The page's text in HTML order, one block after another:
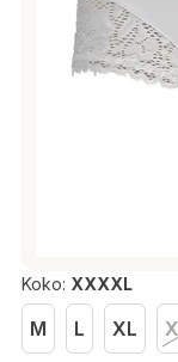
Koko: XXXXL
M L XL